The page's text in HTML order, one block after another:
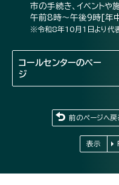
市の手続き、イベントや
午前8時～午後9時[年
※令和8年10月1日より代表
コールセンターのペー
ジ
前のページへ戻
表示